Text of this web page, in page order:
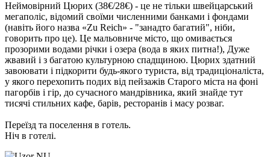
Неймовірний Цюрих (38€/28€) - це не тільки швейцарський
мегаполіс, відомий своїми численними банками і фондами
(навіть його назва «Zu Reich» - "занадто багатий", ніби,
говорить про це). Це мальовниче місто, що омивається
прозорими водами річки і озера (вода в яких питна!), Дуже
жвавий і з багатою культурною спадщиною. Цюрих здатний
завоювати і підкорити будь-якого туриста, від традиціоналіста,
у якого перехопить подих від пейзажів Старого міста на фоні
пагорбів і гір, до сучасного мандрівника, який знайде тут
тисячі стильних кафе, барів, ресторанів і масу розваг.
Переїзд та поселення в готель.
Ніч в готелі.